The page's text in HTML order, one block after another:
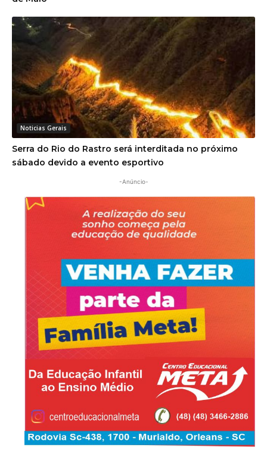
Noticias Gerais
Serra do Rio do Rastro será interditada no próximo
sábado devido a evento esportivo
-Anúncio-